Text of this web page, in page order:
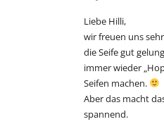
Liebe Hilli,
wir freuen uns
die Seife gut
immer wieder
Seifen machen.
Aber das macht
spannend.